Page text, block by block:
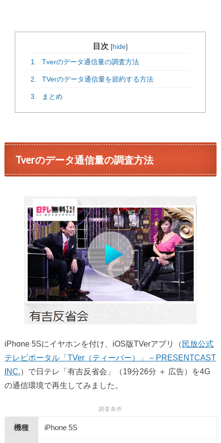
目次 [hide]
1.
Tverのデータ通信量の調査方法
2. TVerのデータ通信量を節約する方法
3. まとめ
Tverのデータ通信量の調査方法
iPhone 5Sにイヤホンを付け、iOS版TVerアプリ（民放公式
テレビポータル「TVer（ティーバー）」 – PRESENTCAST
INC. ）で日テレ「有吉反省会」（19分26分 ＋ 広告）を4G
の通信環境で再生してみました。
調査条件
機種 iPhone 5S